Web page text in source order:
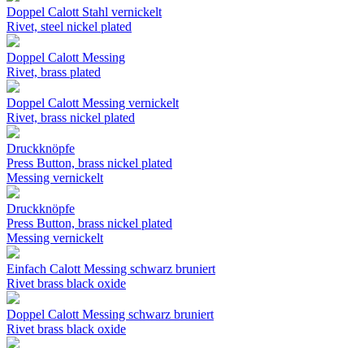
Doppel Calott Stahl vernickelt
Rivet, steel nickel plated
Doppel Calott Messing
Rivet, brass plated
Doppel Calott Messing vernickelt
Rivet, brass nickel plated
Druckknöpfe
Press Button, brass nickel plated
Messing vernickelt
Druckknöpfe
Press Button, brass nickel plated
Messing vernickelt
Einfach Calott Messing schwarz bruniert
Rivet brass black oxide
Doppel Calott Messing schwarz bruniert
Rivet brass black oxide